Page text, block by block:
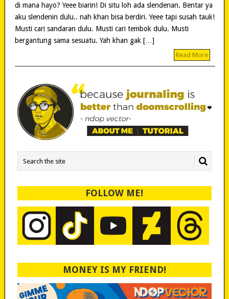
di mana hayo? Yeee biarin! Di situ loh ada slendenan. Bentar ya
aku slendenin dulu.. nah khan bisa berdiri. Yeee tapi susah tauk!
Musti cari sandaran dulu. Musti cari tembok dulu. Musti
bergantung sama sesuatu. Yah khan gak […]
Read More
FOLLOW ME!
MONEY IS MY FRIEND!